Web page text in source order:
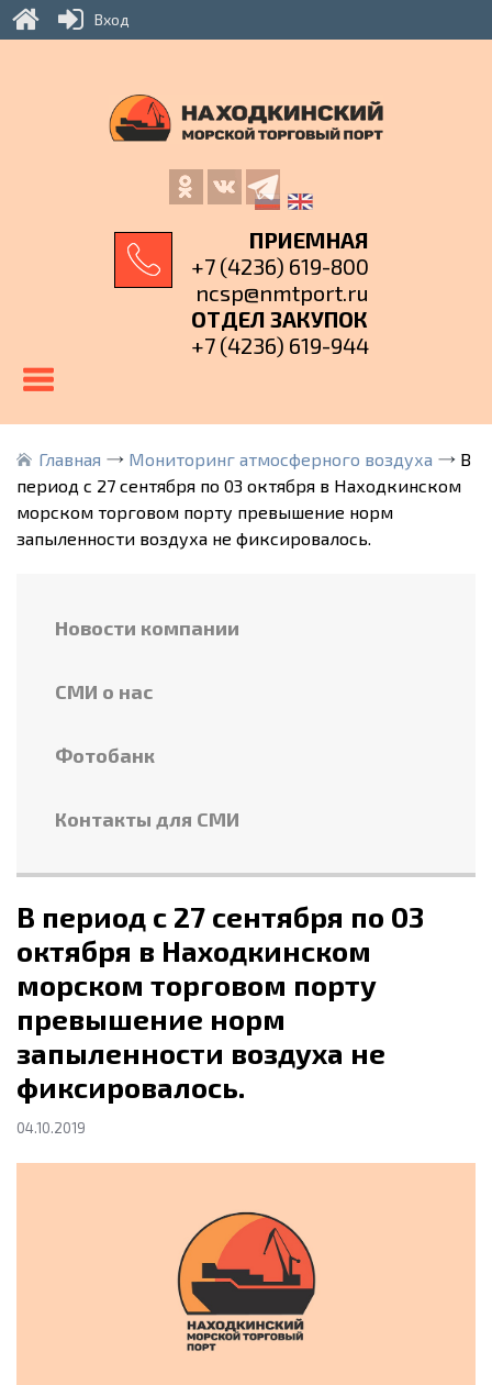
ПРИЕМНАЯ
+7 (4236) 619-800
ncsp@nmtport.ru
ОТДЕЛ ЗАКУПОК
+7 (4236) 619-944
Главная Мониторинг атмосферного воздуха
В
период с 27 сентября по 03 октября в Находкинском
морском торговом порту превышение норм
запыленности воздуха не фиксировалось.
Новости компании
СМИ о нас
Фотобанк
Контакты для СМИ
В период с 27 сентября по 03
октября в Находкинском
морском торговом порту
превышение норм
запыленности воздуха не
фиксировалось.
04.10.2019
Вход